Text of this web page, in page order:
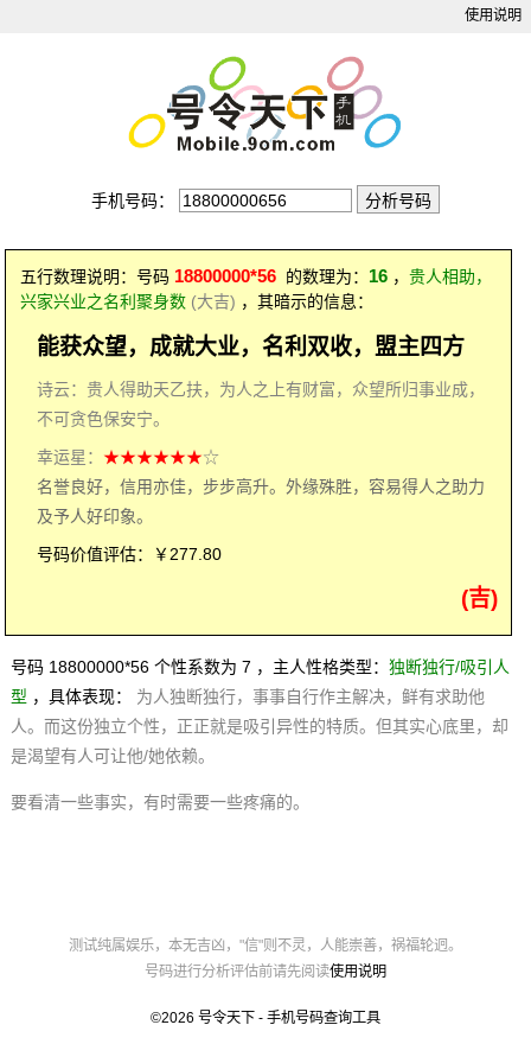
使用说明
手机号码：
五行数理说明：号码 18800000*56的数理为： 16， 贵人相助，
兴家兴业之名利聚身数 (大吉) ，其暗示的信息：
能获众望，成就大业，名利双收，盟主四方
诗云：贵人得助天乙扶，为人之上有财富，众望所归事业成，
不可贪色保安宁。
幸运星： ★★★★★★☆
名誉良好，信用亦佳，步步高升。外缘殊胜，容易得人之助力
及予人好印象。
号码价值评估：￥277.80
(吉)
号码 18800000*56 个性系数为 7 ，主人性格类型： 独断独行/吸引人
型 ，具体表现： 为人独断独行，事事自行作主解决，鲜有求助他
人。而这份独立个性，正正就是吸引异性的特质。但其实心底里，却
是渴望有人可让他/她依赖。
要看清一些事实，有时需要一些疼痛的。
测试纯属娱乐，本无吉凶，"信"则不灵，人能崇善，祸福轮迥。
号码进行分析评估前请先阅读使用说明
©2026 号令天下 - 手机号码查询工具